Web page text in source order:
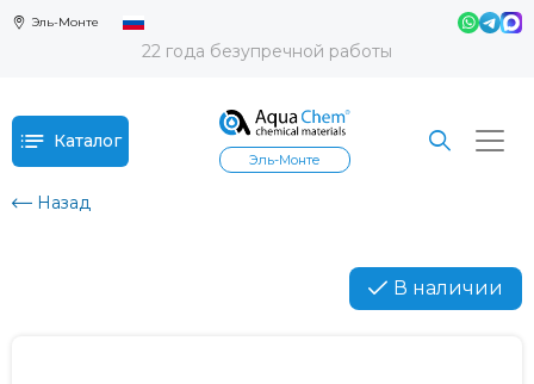
Эль-Монте
22 года безупречной работы
Каталог
Эль-Монте
Назад
В наличии